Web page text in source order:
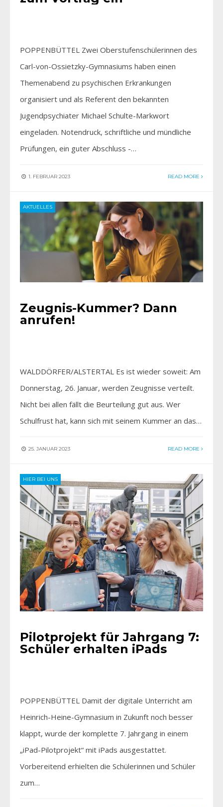
POPPENBÜTTEL Zwei Oberstufenschülerinnen des
Carl-von-Ossietzky-Gymnasiums haben einen
Themenabend zu psychischen Erkrankungen
organisiert und als Referent den bekannten
Jugendpsychiater Michael Schulte-Markwort
eingeladen. Notendruck, schriftliche und mündliche
Prüfungen, ein guter Abschluss -…
1. FEBRUAR 2023 READ MORE
AKTUELLES
Zeugnis-Kummer? Dann
anrufen!
WALDDÖRFER/ALSTERTAL Es ist wieder soweit: Am
Donnerstag, 26. Januar, werden Zeugnisse verteilt.
Nicht bei allen fällt die Beurteilung gut aus. Wer
Schulfrust hat, kann sich mit seinem Kummer an das…
25. JANUAR 2023 READ MORE
HIER BEI UNS
Pilotprojekt für Jahrgang 7:
Schüler erhalten iPads
POPPENBÜTTEL Damit der digitale Unterricht am
Heinrich-Heine-Gymnasium in Zukunft noch besser
klappt, wurde der komplette 7. Jahrgang in einem
„iPad-Pilotprojekt“ mit iPads ausgestattet.
Vorbereitend erhielten die Schülerinnen und Schüler
zum…